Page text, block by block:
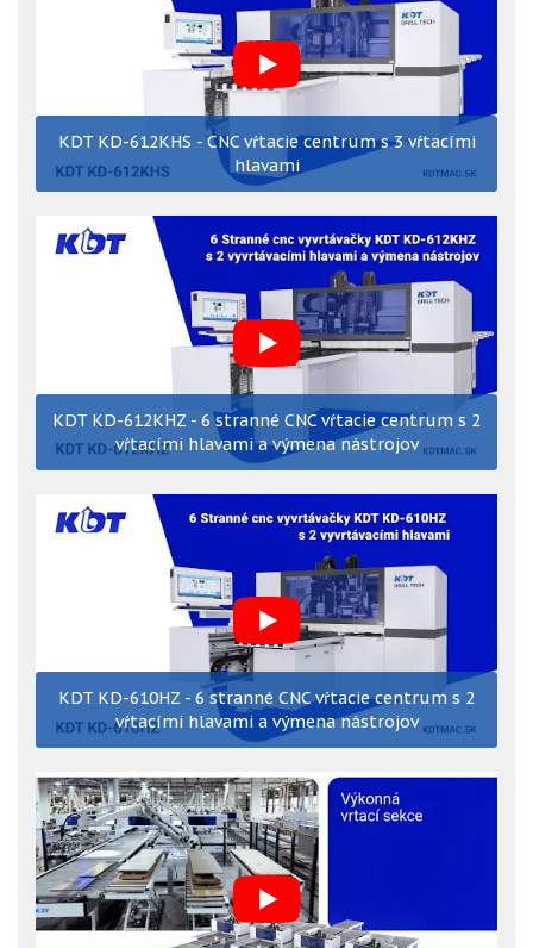
KDT KD-612KHS - CNC vŕtacie centrum s 3 vŕtacími
hlavami
KDT KD-612KHZ - 6 stranné CNC vŕtacie centrum s 2
vŕtacími hlavami a výmena nástrojov
KDT KD-610HZ - 6 stranné CNC vŕtacie centrum s 2
vŕtacími hlavami a výmena nástrojov